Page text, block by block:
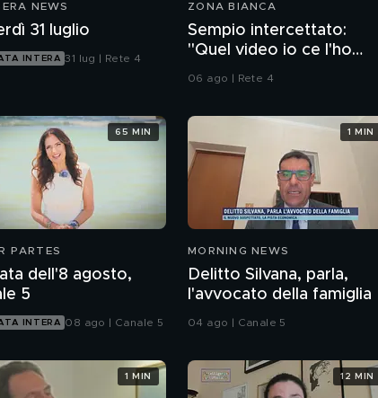
NEWS
31 luglio
INTERA 31 lug | Rete 4
ZONA BIANCA
Sempio intercettato:
"Quel video io ce l'ho
dentro la penna"
06 ago | Rete 4
PARTES
dell'8 agosto,
5
INTERA 08 ago | Canale 5
65 MIN
MORNING NEWS
Delitto Silvana, parla,
l'avvocato della famiglia
04 ago | Canale 5
1 MIN
1 MIN 12 MIN